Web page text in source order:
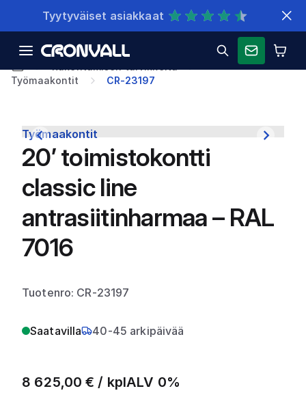
Nopeat toimitukset
Työmaakontit
CR-23197
Työmaakontit
20’ toimistokontti
classic line
antrasiitinharmaa – RAL
7016
Tuotenro: CR-23197
Saatavilla 40-45 arkipäivää
8 625,00 € / kplALV 0%